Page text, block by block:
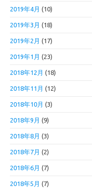
2019年4月 (10)
2019年3月 (18)
2019年2月 (17)
2019年1月 (23)
2018年12月 (18)
2018年11月 (12)
2018年10月 (3)
2018年9月 (9)
2018年8月 (3)
2018年7月 (2)
2018年6月 (7)
2018年5月 (7)